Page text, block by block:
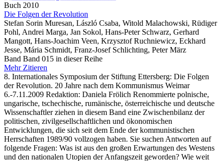
Buch 2010
Die Folgen der Revolution
Stefan Sorin Muresan, László Csaba, Witold Malachowski, Rüdiger
Pohl, Andrei Marga, Jan Sokol, Hans-Peter Schwarz, Gerhard
Mangott, Hans-Joachim Veen, Krzysztof Ruchniewicz, Eckhard
Jesse, Mária Schmidt, Franz-Josef Schlichting, Peter März
Band Band 015 in dieser Reihe
Mehr Zitieren
8. Internationales Symposium der Stiftung Ettersberg: Die Folgen
der Revolution. 20 Jahre nach dem Kommunismus Weimar
6.-7.11.2009 Redaktion: Daniela Frölich Renommierte polnische,
ungarische, tschechische, rumänische, österreichische und deutsche
Wissenschaftler ziehen in diesem Band eine Zwischenbilanz der
politischen, zivilgesellschaftlichen und ökonomischen
Entwicklungen, die sich seit dem Ende der kommunistischen
Herrschaften 1989/90 vollzogen haben. Sie suchen Antworten auf
folgende Fragen: Was ist aus den großen Erwartungen des Westens
und den nationalen Utopien der Anfangszeit geworden? Wie weit